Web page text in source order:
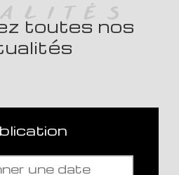
toutes nos